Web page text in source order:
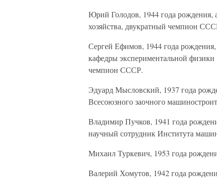
Юрий Голодов, 1944 года
хозяйства, двукратный чемпион
Сергей Ефимов, 1944 года
кафедры экспериментальной физики
чемпион СССР.
Эдуард Мысловский, 1937 года
Всесоюзного заочного
Владимир Пучков, 1941 года
научный сотрудник Института
Михаил Туркевич, 1953 года
Валерий Хомутов, 1942 года